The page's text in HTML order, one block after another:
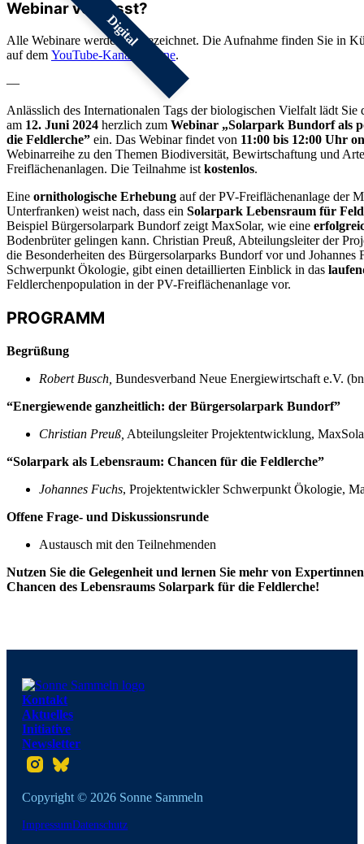
Digital
Webinar verpasst?
Alle Webinare werden aufgezeichnet. Die Aufnahme finden Sie in
auf dem YouTube-Kanal des bne.
—
Anlässlich des Internationalen Tags der biologischen Vielfalt lädt Sie
am 12. Juni 2024 herzlich zum Webinar „Solarpark Bundorf als
die Feldlerche” ein. Das Webinar findet von 11:00 bis 12:00 Uhr
Webinarreihe zu den Themen Biodiversität, Bewirtschaftung und
Freiflächenanlagen. Die Teilnahme ist kostenlos.
Eine ornithologische Erhebung auf der PV-Freiflächenanlage der
Unterfranken) weist nach, dass ein Solarpark Lebensraum für
Beispiel Bürgersolarpark Bundorf zeigt MaxSolar, wie eine
Bodenbrüter gelingen kann. Christian Preuß, Abteilungsleiter der
die Besonderheiten des Bürgersolarparks Bundorf vor und Johannes
Schwerpunkt Ökologie, gibt einen detaillierten Einblick in das
Feldlerchenpopulation in der PV-Freiflächenanlage vor.
PROGRAMM
Begrüßung
Robert Busch Bundesverband Neue Energiewirtschaft e.V.
“Energiewende ganzheitlich: der Bürgersolarpark Bundorf”
Christian Preuß Abteilungsleiter Projektentwicklung,
“Solarpark als Lebensraum: Chancen für die Feldlerche”
Johannes Fuchs, Projektentwickler Schwerpunkt Ökologie,
Offene Frage- und Diskussionsrunde
Austausch mit den Teilnehmenden
Nutzen Sie die Gelegenheit und lernen Sie mehr von
Chancen des Lebensraums Solarpark für die Feldlerche!
Kontakt
Aktuelles
Initiative
Newsletter
Folgt uns auf Instagram
Folgt uns auf Twitter
Copyright © 2026 Sonne Sammeln
ImpressumDatenschutz